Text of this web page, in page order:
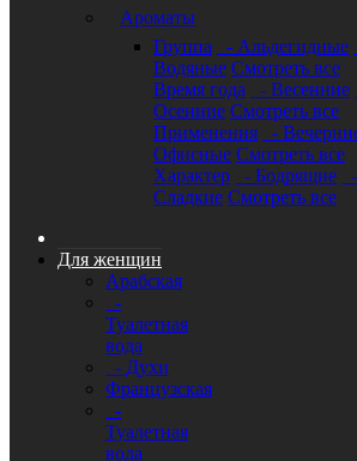
Ароматы
Группа
- Альдегидные
Водяные Смотреть все
Время года
- Весенние
Осенние Смотреть все
Применения
-
Офисные Смотреть все
Характер
- Бодрящие
Сладкие Смотреть все
Для женщин
Арабская
-
Туалетная
вода
- Духи
Французская
-
Туалетная
вода